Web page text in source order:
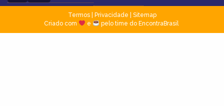
Termos| Privacidade
Sitemap
Criado com
e pelo time do EncontraBrasil